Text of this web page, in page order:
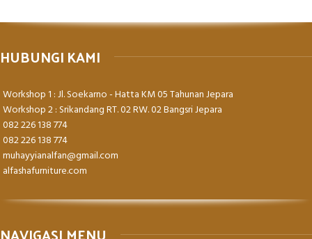
HUBUNGI KAMI
Workshop 1 : Jl. Soekarno - Hatta KM 05 Tahunan Jepara
Workshop 2 : Srikandang RT. 02 RW. 02 Bangsri Jepara
082 226 138 774
082 226 138 774
muhayyianalfan@gmail.com
alfashafurniture.com